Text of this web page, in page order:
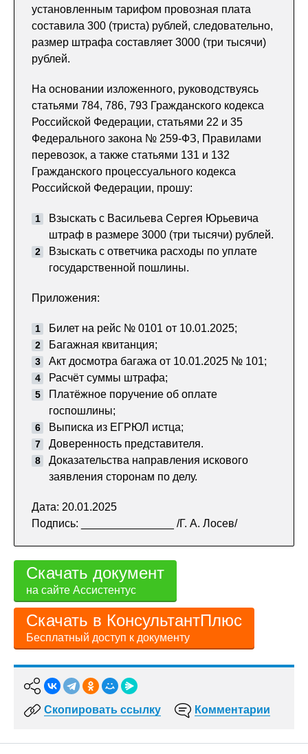
установленным тарифом провозная плата
составила 300 (триста) рублей, следовательно,
размер штрафа составляет 3000 (три тысячи)
рублей.
На основании изложенного, руководствуясь
статьями 784, 786, 793 Гражданского кодекса
Российской Федерации, статьями 22 и 35
Федерального закона № 259-ФЗ, Правилами
перевозок, а также статьями 131 и 132
Гражданского процессуального кодекса
Российской Федерации, прошу:
Взыскать с Васильева Сергея Юрьевича
штраф в размере 3000 (три тысячи) рублей.
Взыскать с ответчика расходы по уплате
государственной пошлины.
Приложения:
Билет на рейс № 0101 от 10.01.2025;
Багажная квитанция;
Акт досмотра багажа от 10.01.2025 № 101;
Расчёт суммы штрафа;
Платёжное поручение об оплате
госпошлины;
Выписка из ЕГРЮЛ истца;
Доверенность представителя.
Доказательства направления искового
заявления сторонам по делу.
Дата: 20.01.2025
Подпись: _______________ /Г. А. Лосев/
Скачать документ
на сайте Ассистентус
Скачать в КонсультантПлюс
Бесплатный доступ к документу
Скопировать ссылку Комментарии